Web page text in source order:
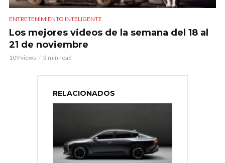
ENTRETENIMIENTO INTELIGENTE
Los mejores videos de la semana del 18 al
21 de noviembre
109 views 3 min read
RELACIONADOS